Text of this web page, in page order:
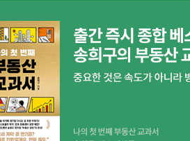
즐로 알아보는 ChatGPT, 코파